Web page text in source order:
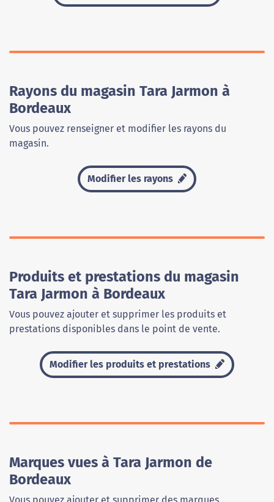
Rayons du magasin Tara Jarmon à
Bordeaux
Vous pouvez renseigner et modifier les rayons du
magasin.
Modifier les rayons
Produits et prestations du magasin
Tara Jarmon à Bordeaux
Vous pouvez ajouter et supprimer les produits et
prestations disponibles dans le point de vente.
Modifier les produits et prestations
Marques vues à Tara Jarmon de
Bordeaux